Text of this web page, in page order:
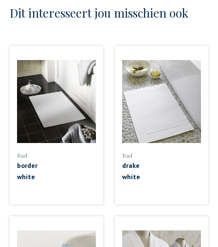
Dit interesseert jou misschien ook
Bad
border
white
Bad
drake
white